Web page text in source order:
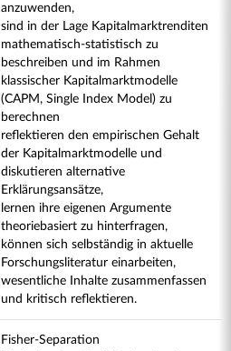
anzuwenden,
sind in der Lage Kapitalmarktrenditen
mathematisch-statistisch zu
beschreiben und im Rahmen
klassischer Kapitalmarktmodelle
(CAPM, Single Index Model) zu
berechnen
reflektieren den empirischen Gehalt
der Kapitalmarktmodelle und
diskutieren alternative
Erklärungsansätze,
lernen ihre eigenen Argumente
theoriebasiert zu hinterfragen,
können sich selbständig in aktuelle
Forschungsliteratur einarbeiten,
wesentliche Inhalte zusammenfassen
und kritisch reflektieren.
Fisher-Separation